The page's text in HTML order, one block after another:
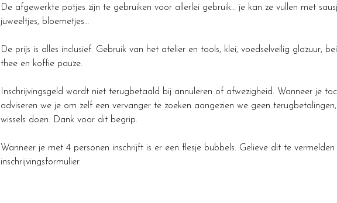
De afgewerkte potjes zijn te gebruiken voor allerlei gebruik… je kan ze vullen met
juweeltjes, bloemetjes…
De prijs is alles inclusief. Gebruik van het atelier en tools, klei, voedselveilig glazuur,
thee en koffie pauze.
Inschrijvingsgeld wordt niet terugbetaald bij annuleren of afwezigheid. Wanneer je
adviseren we je om zelf een vervanger te zoeken aangezien we geen
wissels doen. Dank voor dit begrip.
Wanneer je met 4 personen inschrijft is er een flesje bubbels. Gelieve dit te
inschrijvingsformulier.